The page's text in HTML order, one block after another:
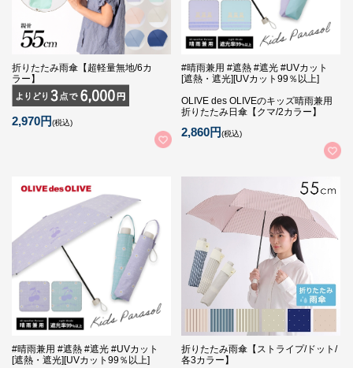
折りたたみ雨傘【超軽量無地/6カ
ラー】
2,970円(税込)
#晴雨兼用 #遮熱 #遮光 #UVカット
[遮熱・遮光][UVカット99％以上]
OLIVE des OLIVEのキッズ晴雨兼用
折りたたみ日傘【クマ/2カラー】
2,860円(税込)
#晴雨兼用 #遮熱 #遮光 #UVカット
[遮熱・遮光][UVカット99％以上]
折りたたみ雨傘【ストライプ/ドット/
各3カラー】